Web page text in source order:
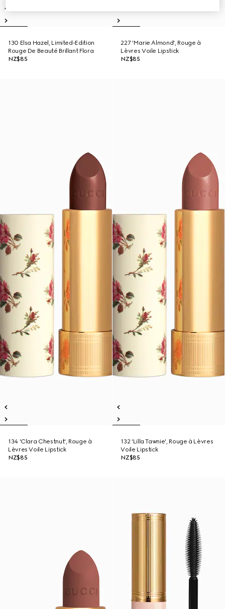
130 Elsa Hazel, Limited-Edition
Rouge De Beauté Brillant Flora
NZ$85
227 'Marie Almond', Rouge à
Lèvres Voile Lipstick
NZ$85
134 'Clara Chestnut', Rouge à
Lèvres Voile Lipstick
NZ$85
132 'Lilla Tawnie', Rouge à Lèvres
Voile Lipstick
NZ$85